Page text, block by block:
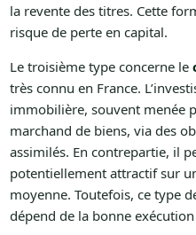
la revente des titres. Cette
risque de perte en capital.
Le troisième type concerne le
très connu en France.
immobilière, souvent menée
marchand de biens, via des
assimilés. En contrepartie, il
potentiellement attractif sur
moyenne. Toutefois, ce type
dépend de la bonne